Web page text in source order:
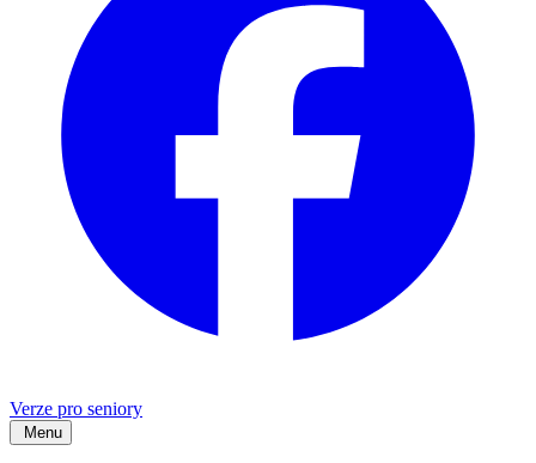
Verze pro seniory
Menu